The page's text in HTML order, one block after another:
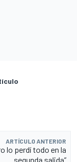
ARTÍCULO ANTERIOR
lo perdí todo en la
segunda salida”